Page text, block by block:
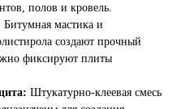
полов и кровель.
Битумная мастика и
создают прочный
фиксируют плиты
Штукатурно-клеевая смесь